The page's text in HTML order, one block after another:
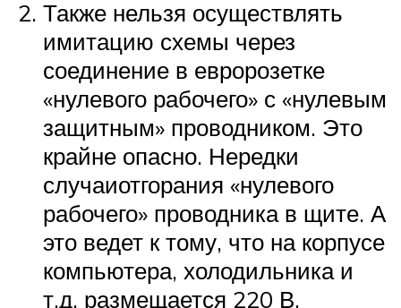
Также нельзя осуществлять
имитацию схемы через
соединение в евророзетке
«нулевого рабочего» с «нулевым
защитным» проводником. Это
крайне опасно. Нередки
случаиотгорания «нулевого
рабочего» проводника в щите. А
это ведет к тому, что на корпусе
компьютера, холодильника и
т.д. размещается 220 В.